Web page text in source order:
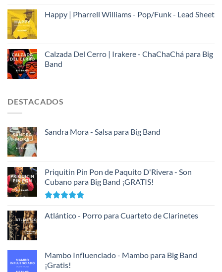
Happy | Pharrell Williams - Pop/Funk - Lead Sheet
Calzada Del Cerro | Irakere - ChaChaChá para Big
Band
DESTACADOS
Sandra Mora - Salsa para Big Band
Priquitin Pin Pon de Paquito D'Rivera - Son
Cubano para Big Band ¡GRATIS!
con5.00
Atlántico - Porro para Cuarteto de Clarinetes
Mambo Influenciado - Mambo para Big Band
¡Gratis!